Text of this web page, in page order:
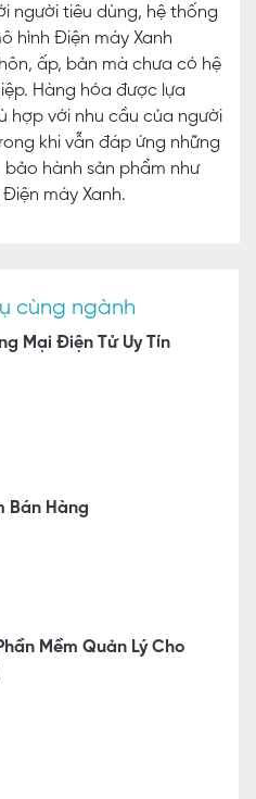
người tiêu dùng, hệ thống
hình Điện máy Xanh
ấp, bản mà chưa có hệ
Hàng hóa được lựa
hợp với nhu cầu của người
khi vẫn đáp ứng những
hành sản phẩm như
máy Xanh.
cùng ngành
Mại Điện Tử Uy Tín
Bán Hàng
Mềm Quản Lý Cho